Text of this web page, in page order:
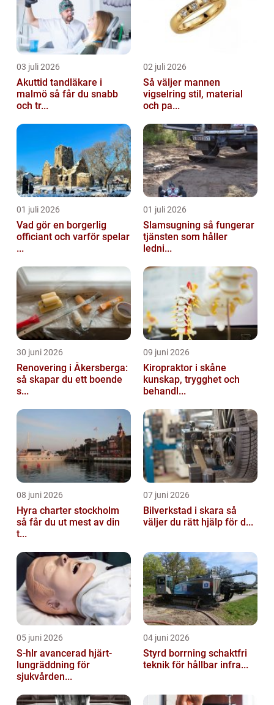
03 juli 2026
Akuttid tandläkare i
malmö så får du snabb
och tr...
02 juli 2026
Så väljer mannen
vigselring stil, material
och pa...
01 juli 2026
Vad gör en borgerlig
officiant och varför spelar
...
01 juli 2026
Slamsugning så fungerar
tjänsten som håller
ledni...
30 juni 2026
Renovering i Åkersberga:
så skapar du ett boende
s...
09 juni 2026
Kiropraktor i skåne
kunskap, trygghet och
behandl...
08 juni 2026
Hyra charter stockholm
så får du ut mest av din
t...
07 juni 2026
Bilverkstad i skara så
väljer du rätt hjälp för d...
05 juni 2026
S-hlr avancerad hjärt-
lungräddning för
sjukvården...
04 juni 2026
Styrd borrning schaktfri
teknik för hållbar infra...